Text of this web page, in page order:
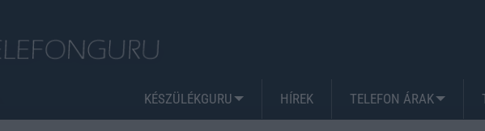
KÉSZÜLÉKGURU HÍREK TELEFON ÁRAK